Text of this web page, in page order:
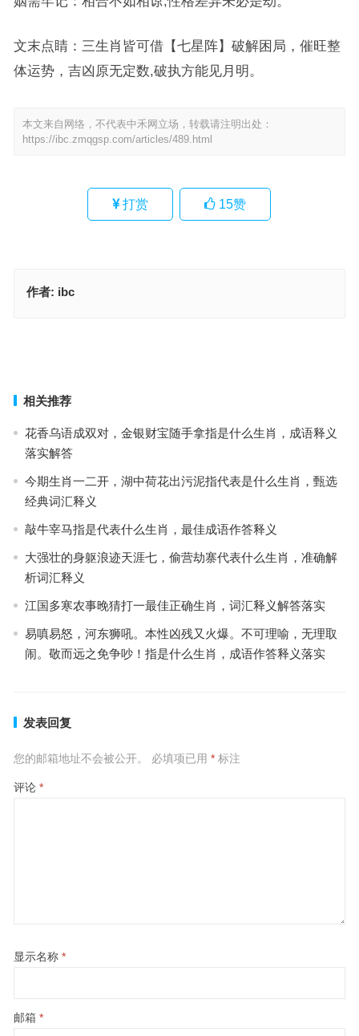
文末点睛：三生肖皆可借【七星阵】破解困局，催旺整
体运势，吉凶原无定数,破执方能见月明。
本文来自网络，不代表中禾网立场，转载请注明出处：
https://ibc.zmqgsp.com/articles/489.html
打赏 15赞
作者: ibc
相关推荐
花香乌语成双对，金银财宝随手拿指是什么生肖，成语释义
落实解答
今期生肖一二开，湖中荷花出污泥指代表是什么生肖，甄选
经典词汇释义
敲牛宰马指是代表什么生肖，最佳成语作答释义
大强壮的身躯浪迹天涯七，偷营劫寨代表什么生肖，准确解
析词汇释义
江国多寒农事晚猜打一最佳正确生肖，词汇释义解答落实
易嗔易怒，河东狮吼。本性凶残又火爆。不可理喻，无理取
闹。敬而远之免争吵！指是什么生肖，成语作答释义落实
发表回复
您的邮箱地址不会被公开。 必填项已用 *标注
评论 *
显示名称 *
邮箱 *